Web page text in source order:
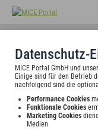
Datenschutz-
MICE Portal GmbH und
Einige sind für den Betrieb
nachfolgend sind die
Performance Cookies
Funktionale Cookies
Marketing Cookies
Medien
4.36 4
ESTREL
CENTER
Sonnenallee 225,